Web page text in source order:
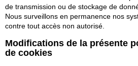
de transmission ou de stockage de
Nous surveillons en permanence nos
contre tout accès non autorisé.
Modifications de la présente
de cookies